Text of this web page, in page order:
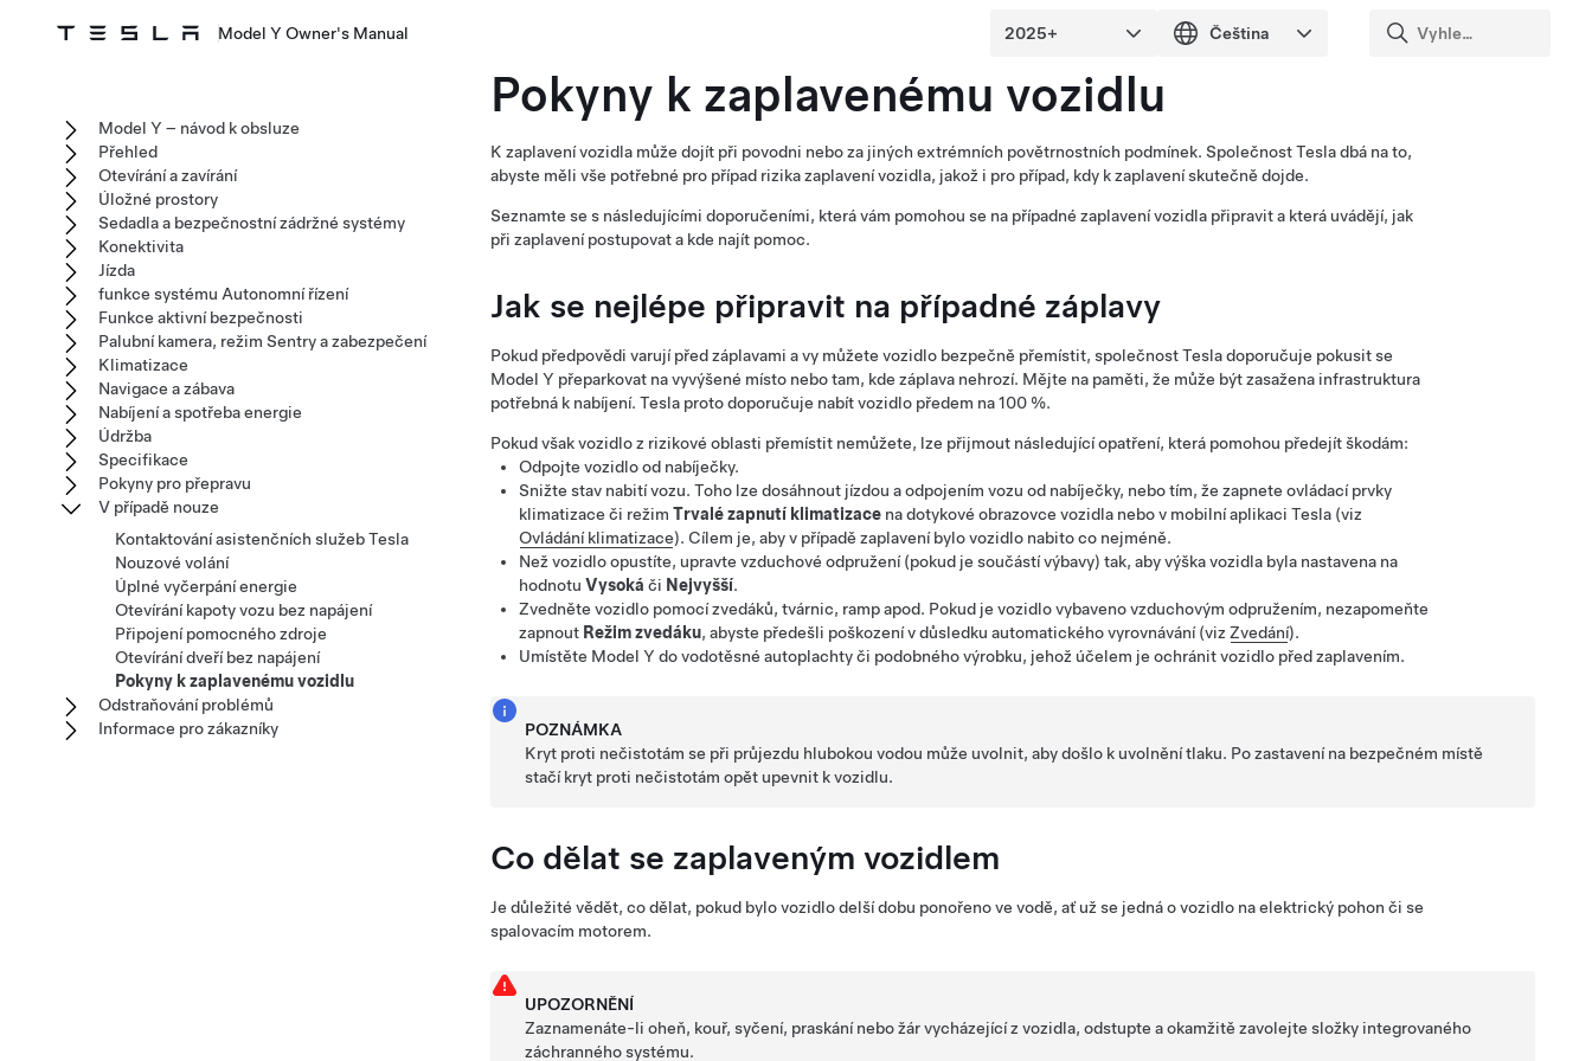
Model Y Owner's Manual
Pokyny k zaplavenému vozidlu
K zaplavení vozidla může dojít při povodni nebo za jiných extrémních povětrnostních podmínek. Společnost Tesla dbá na to,
abyste měli vše potřebné pro případ rizika zaplavení vozidla, jakož i pro případ, kdy k zaplavení skutečně dojde.
Seznamte se s následujícími doporučeními, která vám pomohou se na případné zaplavení vozidla připravit a která uvádějí, jak
při zaplavení postupovat a kde najít pomoc.
Jak se nejlépe připravit na případné záplavy
Pokud předpovědi varují před záplavami a vy můžete vozidlo bezpečně přemístit, společnost Tesla doporučuje pokusit se
Model Y přeparkovat na vyvýšené místo nebo tam, kde záplava nehrozí. Mějte na paměti, že může být zasažena infrastruktura
potřebná k nabíjení. Tesla proto doporučuje nabít vozidlo předem na 100 %.
Pokud však vozidlo z rizikové oblasti přemístit nemůžete, lze přijmout následující opatření, která pomohou předejít škodám:
Odpojte vozidlo od nabíječky.
Snižte stav nabití vozu. Toho lze dosáhnout jízdou a odpojením vozu od nabíječky, nebo tím, že zapnete ovládací prvky
klimatizace či režim Trvalé zapnutí klimatizace na dotykové obrazovce vozidla nebo v mobilní aplikaci Tesla (viz
Ovládání klimatizace). Cílem je, aby v případě zaplavení bylo vozidlo nabito co nejméně.
Než vozidlo opustíte, upravte vzduchové odpružení (pokud je součástí výbavy) tak, aby výška vozidla byla nastavena na
hodnotu Vysoká či Nejvyšší.
Zvedněte vozidlo pomocí zvedáků, tvárnic, ramp apod. Pokud je vozidlo vybaveno vzduchovým odpružením, nezapomeňte
zapnout Režim zvedáku, abyste předešli poškození v důsledku automatického vyrovnávání(viz Zvedání).
Umístěte Model Y do vodotěsné autoplachty či podobného výrobku, jehož účelem je ochránit vozidlo před zaplavením.
POZNÁMKA
Kryt proti nečistotám se při průjezdu hlubokou vodou může uvolnit, aby došlo k uvolnění tlaku. Po zastavení na bezpečném místě
stačí kryt proti nečistotám opět upevnit k vozidlu.
Co dělat se zaplaveným vozidlem
Je důležité vědět, co dělat, pokud bylo vozidlo delší dobu ponořeno ve vodě, ať už se jedná o vozidlo na elektrický pohon či se
spalovacím motorem.
UPOZORNĚNÍ
Zaznamenáte-li oheň, kouř, syčení, praskání nebo žár vycházející z vozidla, odstupte a okamžitě zavolejte složky integrovaného
záchranného systému.
Model Y – návod k obsluze
Přehled
Otevírání a zavírání
Úložné prostory
Sedadla a bezpečnostní zádržné systémy
Konektivita
Jízda
funkce systému Autonomní řízení
Funkce aktivní bezpečnosti
Palubní kamera, režim Sentry a zabezpečení
Klimatizace
Navigace a zábava
Nabíjení a spotřeba energie
Údržba
Specifikace
Pokyny pro přepravu
V případě nouze
Kontaktování asistenčních služeb Tesla
Nouzové volání
Úplné vyčerpání energie
Otevírání kapoty vozu bez napájení
Připojení pomocného zdroje
Otevírání dveří bez napájení
Pokyny k zaplavenému vozidlu
Odstraňování problémů
Informace pro zákazníky